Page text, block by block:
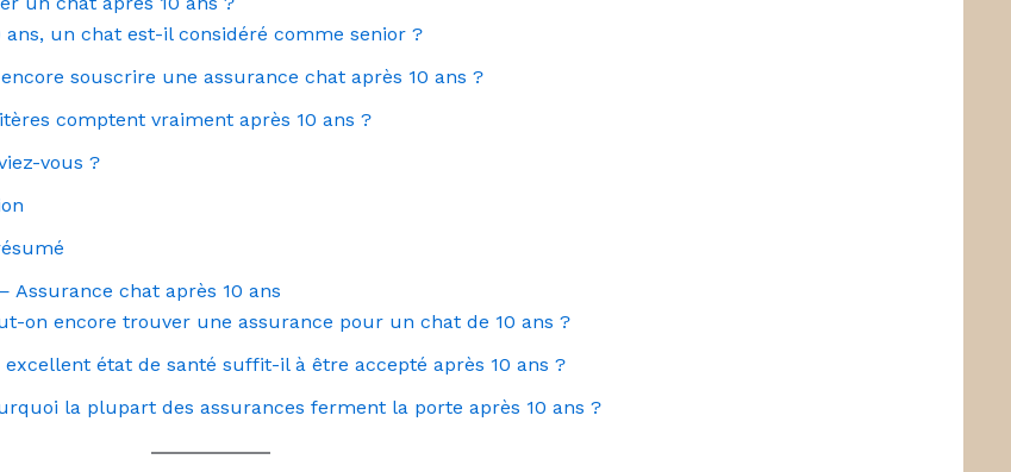
ans, un chat est-il considéré comme senior ?
souscrire une assurance chat après 10 ans ?
comptent vraiment après 10 ans ?
vous ?
Assurance chat après 10 ans
on encore trouver une assurance pour un chat de 10 ans ?
excellent état de santé suffit-il à être accepté après 10 ans ?
la plupart des assurances ferment la porte après 10 ans ?